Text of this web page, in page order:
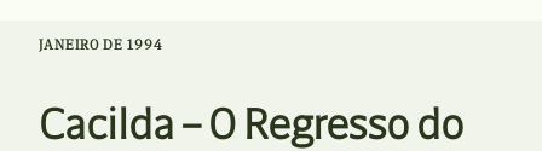
JANEIRO DE 1994
Cacilda – O Regresso do